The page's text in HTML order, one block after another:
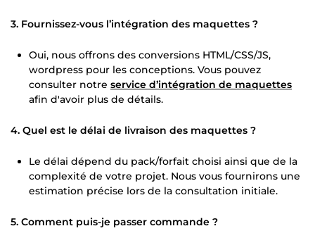
3. Fournissez-vous l’intégration des maquettes ?
Oui, nous offrons des conversions HTML/CSS/JS,
wordpress pour les conceptions. Vous pouvez
consulter notre service d’intégration de maquettes
afin d'avoir plus de détails.
4. Quel est le délai de livraison des maquettes ?
Le délai dépend du pack/forfait choisi ainsi que de la
complexité de votre projet. Nous vous fournirons une
estimation précise lors de la consultation initiale.
5. Comment puis-je passer commande ?